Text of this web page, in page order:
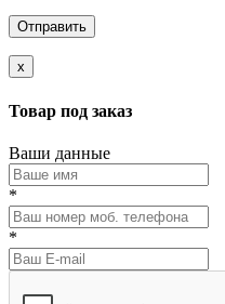
x
Товар под заказ
Ваши данные
*
*